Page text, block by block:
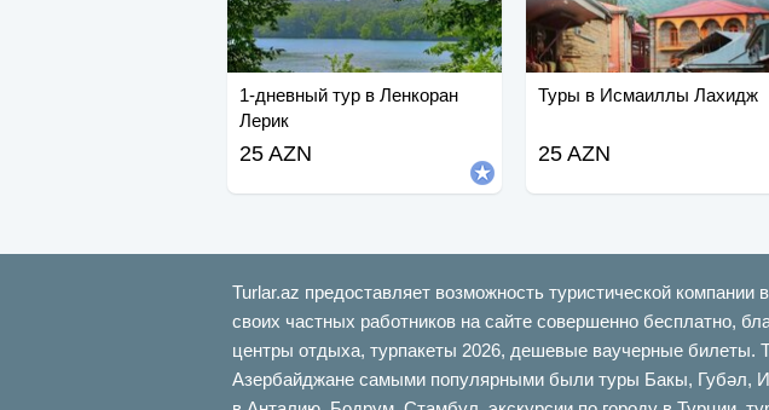
1-дневный тур в Ленкоран
Лерик
25 AZN
Туры в Исмаиллы Лахидж
25 AZN
Turlar.az предоставляет возможность туристической
своих частных работников на сайте совершенно бесплатно,
центры отдыха, турпакеты 2026, дешевые ваучерные билеты.
Азербайджане самыми популярными были туры Бакы,